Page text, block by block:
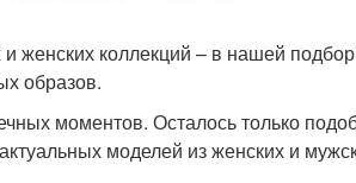
женских коллекций – в нашей
образов.
моментов. Осталось только
моделей из женских и